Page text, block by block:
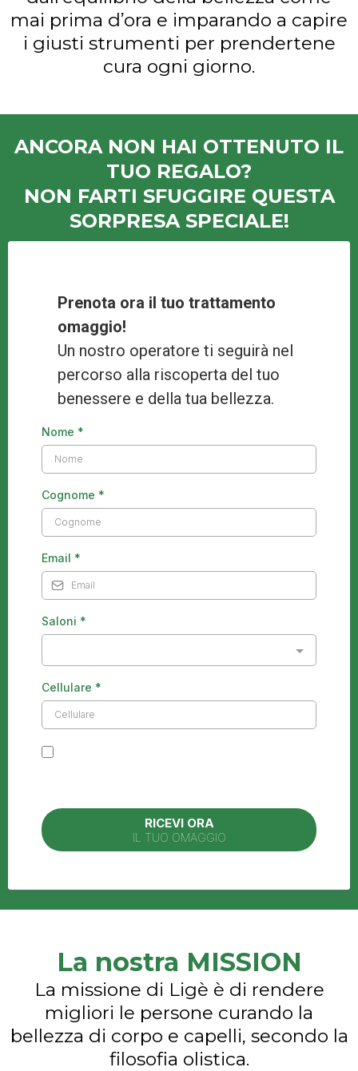
mai prima d’ora e imparando a capire
i giusti strumenti per prendertene
cura ogni giorno.
ANCORA NON HAI OTTENUTO IL
TUO REGALO?
NON FARTI SFUGGIRE QUESTA
SORPRESA SPECIALE!
Prenota ora il tuo trattamento
omaggio!
Un nostro operatore ti seguirà nel
percorso alla riscoperta del tuo
benessere e della tua bellezza.
Nome *
Cognome *
Email *
Saloni *
Cellulare *
RICEVI ORA
IL TUO OMAGGIO
La nostra MISSION
La missione di Ligè è di rendere
migliori le persone curando la
bellezza di corpo e capelli, secondo la
filosofia olistica.